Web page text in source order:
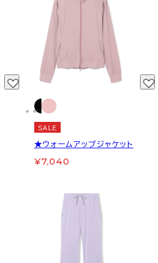
SALE
★ウォームアップジャケット
¥7,040